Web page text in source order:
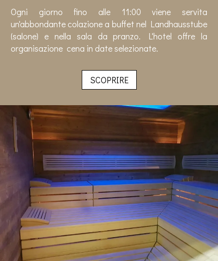
Ogni giorno fino alle 11:00 viene servita
un'abbondante colazione a buffet nel Landhausstube
(salone) e nella sala da pranzo. L'hotel offre la
organisazione cena in date selezionate.
SCOPRIRE